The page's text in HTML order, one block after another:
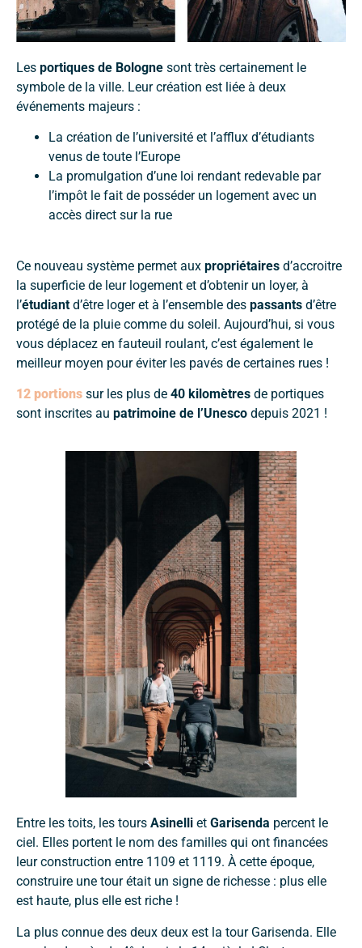
Les portiques de Bologne sont très certainement le
symbole de la ville. Leur création est liée à deux
événements majeurs :
La création de l’université et l’afflux d’étudiants
venus de toute l’Europe
La promulgation d’une loi rendant redevable par
l’impôt le fait de posséder un logement avec un
accès direct sur la rue
Ce nouveau système permet aux propriétaires d’accroitre
la superficie de leur logement et d’obtenir un loyer, à
l’étudiant d’être loger et à l’ensemble des passants d’être
protégé de la pluie comme du soleil. Aujourd’hui, si vous
vous déplacez en fauteuil roulant, c’est également le
meilleur moyen pour éviter les pavés de certaines rues !
12 portions sur les plus de 40 kilomètres de portiques
sont inscrites au patrimoine de l’Unesco depuis 2021 !
Entre les toits, les tours Asinelli et Garisenda percent le
ciel. Elles portent le nom des familles qui ont financées
leur construction entre 1109 et 1119. À cette époque,
construire une tour était un signe de richesse : plus elle
est haute, plus elle est riche !
La plus connue des deux deux est la tour Garisenda. Elle